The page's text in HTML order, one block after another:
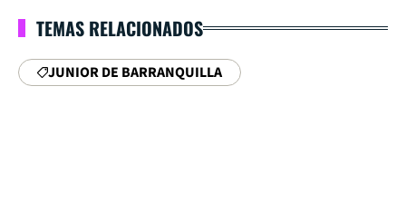
TEMAS RELACIONADOS
JUNIOR DE BARRANQUILLA